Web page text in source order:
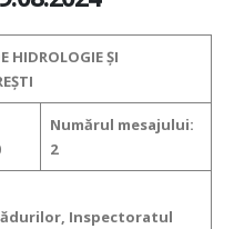
HIDROLOGIE ȘI
Numărul mesajului:
2
Inspectoratul